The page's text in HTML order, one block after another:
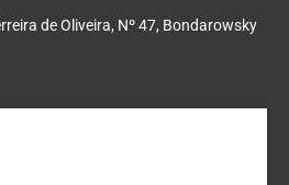
de Oliveira, Nº 47, Bondarowsky